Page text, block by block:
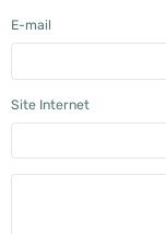
E-mail
Site Internet